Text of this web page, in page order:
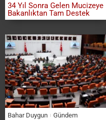
34 Yıl Sonra Gelen Mucizeye
Bakanlıktan Tam Destek
Bahar Duygun Gündem